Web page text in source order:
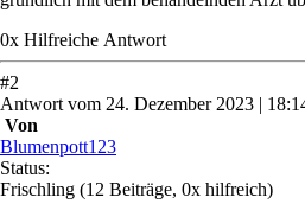
0x Hilfreiche Antwort
#2
Antwort vom 24. Dezember 2023 |
Von
Blumenpott123
Status:
Frischling (12 Beiträge, 0x hilfreich)